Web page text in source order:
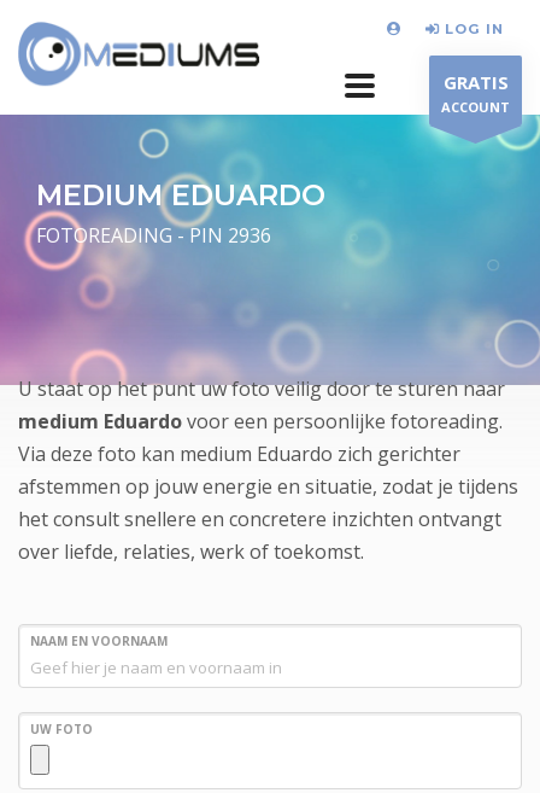
LOG IN
GRATIS
ACCOUNT
MEDIUM EDUARDO
FOTOREADING - PIN 2936
U staat op het punt uw foto veilig door te sturen naar
medium Eduardovoor een persoonlijke fotoreading.
Via deze foto kan medium Eduardo zich gerichter
afstemmen op jouw energie en situatie, zodat je tijdens
het consult snellere en concretere inzichten ontvangt
over liefde, relaties, werk of toekomst.
NAAM EN VOORNAAM
UW FOTO